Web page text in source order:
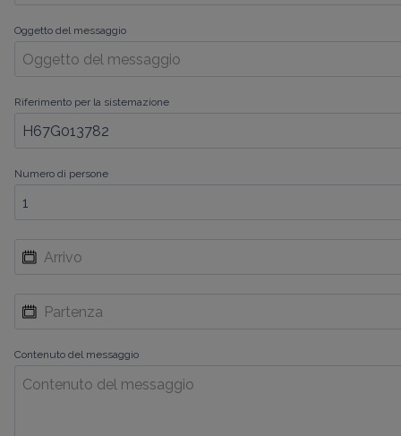
Oggetto del messaggio
Riferimento per la sistemazione
Numero di persone
Contenuto del messaggio